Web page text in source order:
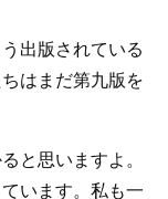
出版されている
はまだ第九版を
と思いますよ。
います。私も一